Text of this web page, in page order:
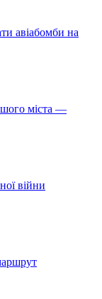
авіабомби на
міста —
війни